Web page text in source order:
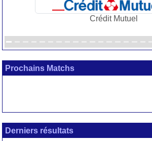
Crédit Mutuel
Prochains Matchs
Derniers résultats